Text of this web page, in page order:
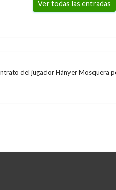
Ver todas las entradas
del jugador Hányer Mosquera